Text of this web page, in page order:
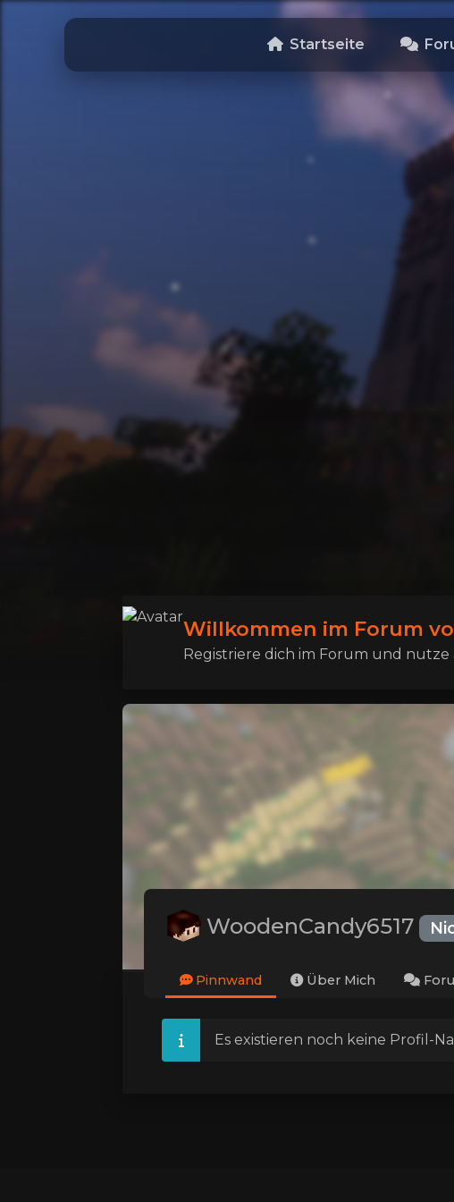
Startseite
Willkommen im Forum
Registriere dich im Forum und nutze
WoodenCandy6517
Pinnwand Über Mich
Es existieren noch keine Profil-